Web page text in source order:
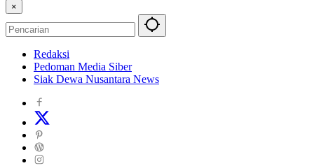
×
Redaksi
Pedoman Media Siber
Siak Dewa Nusantara News